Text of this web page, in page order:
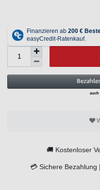
🚚 Kostenloser
💳 Sichere Bezahlung |